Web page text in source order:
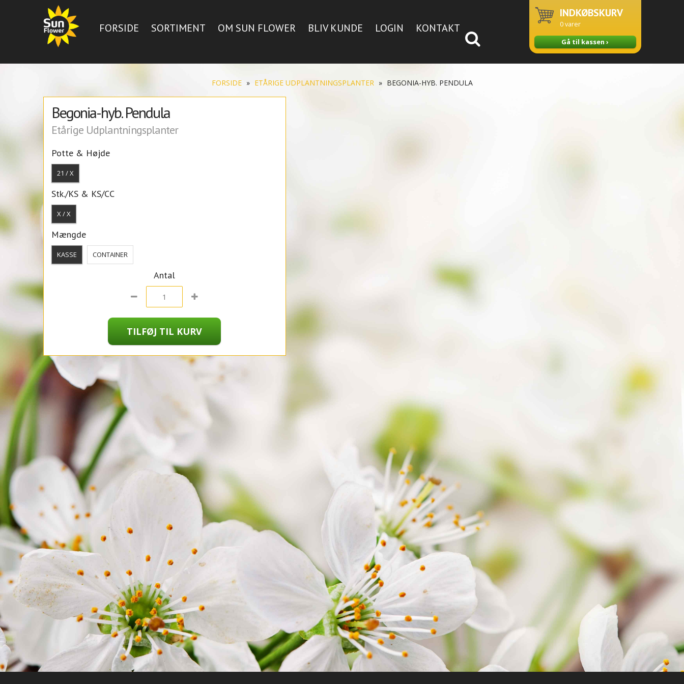
FORSIDE SORTIMENT OM SUN FLOWER BLIV KUNDE LOGIN KONTAKT
INDKØBSKURV
0varer
Gå til kassen ›
FORSIDE » ETÅRIGE UDPLANTNINGSPLANTER » BEGONIA-HYB. PENDULA
Begonia-hyb. Pendula
Etårige Udplantningsplanter
Potte & Højde
21 / X
Stk./KS & KS/CC
X / X
Mængde
KASSE CONTAINER
Antal